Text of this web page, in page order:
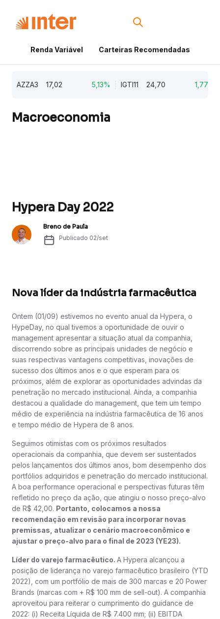
Renda Variável Carteiras Recomendadas
AZZA3 17,02 5,13% IGTI11 24,70 1,77%
Macroeconomia
Hypera Day 2022
Breno de Paula
Publicado 02/set
Nova líder da indústria farmacêutica
Ontem (01/09) estivemos no evento anual da Hypera, o
HypeDay, no qual tivemos a oportunidade de ouvir o
management apresentar a situação atual da companhia,
discorrendo sobre as principais unidades de negócio e
suas respectivas vantagens competitivas, inovações de
sucesso dos últimos anos e o que esperam para os
próximos, além de explorar as oportunidades advindas da
penetração no mercado institucional. Ainda, a companhia
destacou a qualidade do management, que tem um tempo
médio de experiência na indústria farmacêutica de 16 anos
e tempo médio de Hypera de 8 anos.
Seguimos otimistas com os próximos resultados
operacionais da companhia, que devem ser sustentados
pelos lançamentos dos últimos anos, bom desempenho dos
portfólios adquiridos e penetração do mercado institucional.
A boa performance operacional e perspectivas futuras têm
refletido no preço da ação, que atingiu o nosso preço-alvo
de R$ 42,00. Portanto, colocamos a nossa
recomendação em revisão para incorporar novas
premissas, atualizar o cenário macroeconômico e
ajustar o preço-alvo para o final de 2023 (YE23).
Líder do varejo farmacêutico. A Hypera alcançou a
posição de liderança no varejo farmacêutico brasileiro (YTD
2022), com um portfólio de mais de 300 marcas e 20 Power
Brands (marcas com + R$ 100 mm de sell-out). A companhia
aproveitou para reiterar o cumprimento do guidance de
2022: (i) Receita Líquida de R$ 7.400 mm; (ii) EBITDA